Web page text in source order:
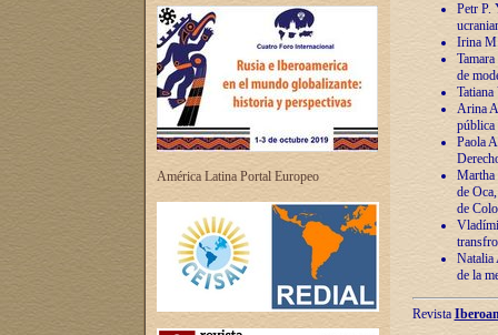
América Latina Portal Europeo
Petr P.
Irina
de
Arina
pública
Paola
Martha
de
de
Natalia
de la
Revista